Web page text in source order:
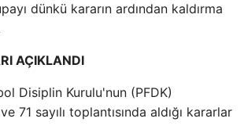
dünkü kararın ardından kaldırma
AÇIKLANDI
Disiplin Kurulu'nun (PFDK)
71 sayılı toplantısında aldığı kararlar